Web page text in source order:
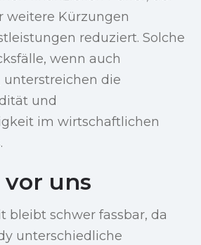
weitere Kürzungen
reduziert. Solche
wenn auch
unterstreichen die
und
im wirtschaftlichen
uns
bleibt schwer fassbar, da
unterschiedliche